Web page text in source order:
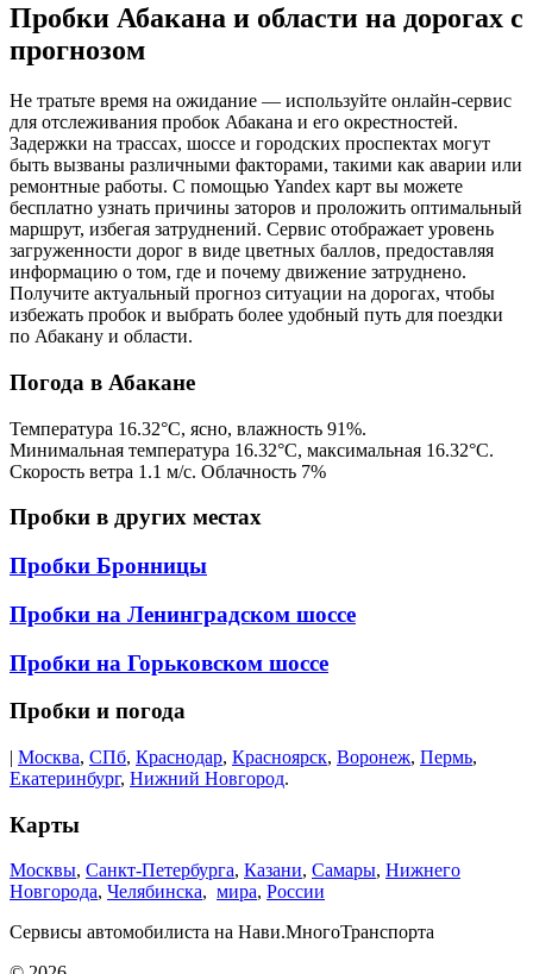
Пробки Абакана и области на дорогах с
прогнозом
Не тратьте время на ожидание — используйте онлайн-сервис
для отслеживания пробок Абакана и его окрестностей.
Задержки на трассах, шоссе и городских проспектах могут
быть вызваны различными факторами, такими как аварии или
ремонтные работы. С помощью Yandex карт вы можете
бесплатно узнать причины заторов и проложить оптимальный
маршрут, избегая затруднений. Сервис отображает уровень
загруженности дорог в виде цветных баллов, предоставляя
информацию о том, где и почему движение затруднено.
Получите актуальный прогноз ситуации на дорогах, чтобы
избежать пробок и выбрать более удобный путь для поездки
по Абакану и области.
Погода в Абакане
Температура 16.32°C, ясно, влажность 91%.
Минимальная температура 16.32°C, максимальная 16.32°C.
Скорость ветра 1.1 м/с. Облачность 7%
Пробки в других местах
Пробки Бронницы
Пробки на Ленинградском шоссе
Пробки на Горьковском шоссе
Пробки и погода
| Москва, СПб, Краснодар, Красноярск, Воронеж, Пермь,
Екатеринбург, Нижний Новгород.
Карты
Москвы, Санкт-Петербурга, Казани, Самары, Нижнего
Новгорода, Челябинска, мира, России
Сервисы автомобилиста на Нави.МногоТранспорта